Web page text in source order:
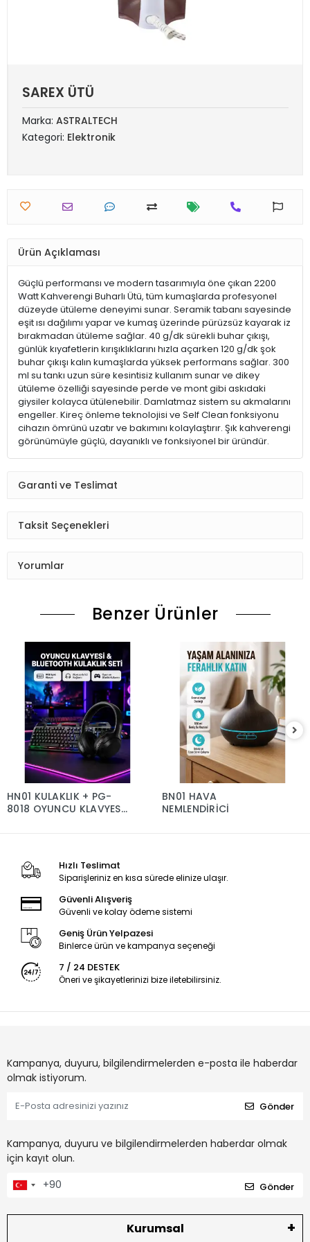
SAREX ÜTÜ
Marka: ASTRALTECH
Kategori: Elektronik
Ürün Açıklaması
Güçlü performansı ve modern tasarımıyla öne çıkan 2200
Watt Kahverengi Buharlı Ütü, tüm kumaşlarda profesyonel
düzeyde ütüleme deneyimi sunar. Seramik tabanı sayesinde
eşit ısı dağılımı yapar ve kumaş üzerinde pürüzsüz kayarak iz
bırakmadan ütüleme sağlar. 40 g/dk sürekli buhar çıkışı,
günlük kıyafetlerin kırışıklıklarını hızla açarken 120 g/dk şok
buhar çıkışı kalın kumaşlarda yüksek performans sağlar. 300
ml su tankı uzun süre kesintisiz kullanım sunar ve dikey
ütüleme özelliği sayesinde perde ve mont gibi askıdaki
giysiler kolayca ütülenebilir. Damlatmaz sistem su akmalarını
engeller. Kireç önleme teknolojisi ve Self Clean fonksiyonu
cihazın ömrünü uzatır ve bakımını kolaylaştırır. Şık kahverengi
görünümüyle güçlü, dayanıklı ve fonksiyonel bir üründür.
Garanti ve Teslimat
Taksit Seçenekleri
Yorumlar
Benzer Ürünler
HN01 KULAKLIK + PG-
8018 OYUNCU KLAVYESİ
BN01 HAVA
NEMLENDİRİCİ
Hızlı Teslimat
Siparişleriniz en kısa sürede elinize ulaşır.
Güvenli Alışveriş
Güvenli ve kolay ödeme sistemi
Geniş Ürün Yelpazesi
Binlerce ürün ve kampanya seçeneği
7 / 24 DESTEK
Öneri ve şikayetlerinizi bize iletebilirsiniz.
Kampanya, duyuru, bilgilendirmelerden e-posta ile haberdar
olmak istiyorum.
Gönder
Kampanya, duyuru ve bilgilendirmelerden haberdar olmak
için kayıt olun.
Gönder
Kurumsal